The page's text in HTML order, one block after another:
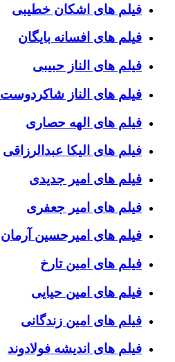
فیلم های اشکان خطیبی
فیلم های افسانه بایگان
فیلم های الناز حبیبی
فیلم های الناز شاکردوست
فیلم های الهه حصاری
فیلم های الیکا عبدالرزاقی
فیلم های امیر جدیدی
فیلم های امیر جعفری
فیلم های امیرحسین آرمان
فیلم های امین تارخ
فیلم های امین حیایی
فیلم های امین زندگانی
فیلم های اندیشه فولادوند